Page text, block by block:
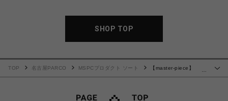
SHOP TOP
…
TOP 名古屋PARCO MSPCプロダクト ソート
【master-piece】